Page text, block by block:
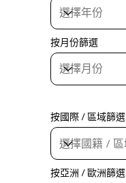
按月份篩選
按國際 / 區域篩選
按亞洲 / 歐洲篩選